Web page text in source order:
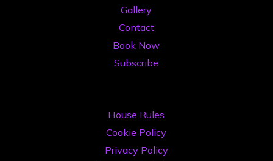
CluburilorGallery
Contact
Book Now
Subscribe
House Rules
Cookie Policy
Privacy Policy